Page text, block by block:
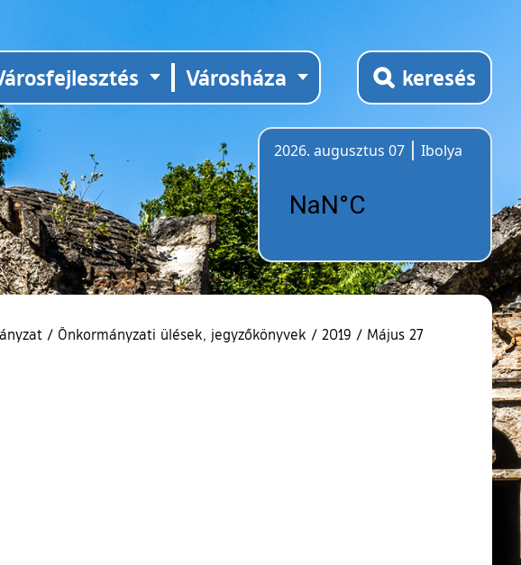
Városháza keresés
2026. augusztus 07
Ibolya
/ Önkormányzati ülések, jegyzőkönyvek / 2019 / Május 27